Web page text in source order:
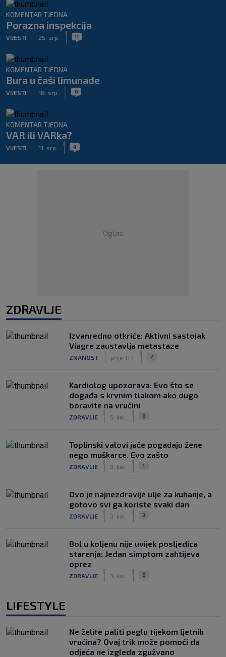
KOMENTAR TJEDNA
Porazna inspekcija
VIJESTI 25. srp. 11
KOMENTAR TJEDNA
Bura u čaši limunade
VIJESTI 18. srp. 0
KOMENTAR TJEDNA
VAR ili VARka?
VIJESTI 11. srp. 4
Oglas
ZDRAVLJE
Izvanredno otkriće: Aktivni sastojak
Viagre zaustavlja metastaze
ZNANOST prije 11 h 2
Kardiolog upozorava: Evo što se
događa s krvnim tlakom ako dugo
boravite na vrućini
ZDRAVLJE 5. kol. 0
Toplinski valovi jače pogađaju žene
nego muškarce. Evo zašto
ZDRAVLJE 3. kol. 1
Ovo je najnezdravije ulje za kuhanje, a
gotovo svi ga koriste svaki dan
ZDRAVLJE 3. kol. 3
Bol u koljenu nije uvijek posljedica
starenja: Jedan simptom zahtijeva
oprez
ZDRAVLJE 3. kol. 0
LIFESTYLE
Ne želite paliti peglu tijekom ljetnih
vrućina? Ovaj trik može pomoći da
odjeća ne izgleda zgužvano